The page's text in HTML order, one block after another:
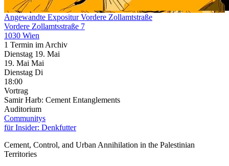
Angewandte Expositur Vordere Zollamtstraße
Vordere Zollamtsstraße 7
1030 Wien
1 Termin im Archiv
Dienstag 19. Mai
19. Mai Mai
Dienstag Di
18:00
Vortrag
Samir Harb: Cement Entanglements
Auditorium
Communitys
für Insider: Denkfutter
Cement, Control, and Urban Annihilation in the Palestinian
Territories